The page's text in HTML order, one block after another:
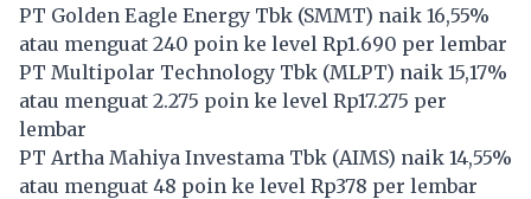
PT Golden Eagle Energy Tbk (SMMT) naik 16,55%
atau menguat 240 poin ke level Rp1.690 per lembar
PT Multipolar Technology Tbk (MLPT) naik 15,17%
atau menguat 2.275 poin ke level Rp17.275 per
lembar
PT Artha Mahiya Investama Tbk (AIMS) naik 14,55%
atau menguat 48 poin ke level Rp378 per lembar